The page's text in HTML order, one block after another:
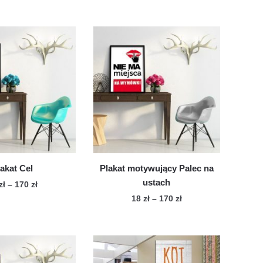
Cel
– 170złZakres
170 zł
ma
wiele
Plakat motywujący Palec na
ustach
18 zł – 170 złZakres
18 zł
do
produkt
ma